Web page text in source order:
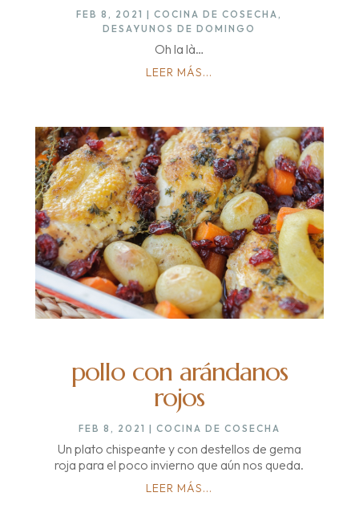
FEB 8, 2021 |COCINA DE COSECHA
DESAYUNOS DE DOMINGO
Oh la là…
LEER MÁS...
pollo con arándanos
rojos
FEB 8, 2021 | COCINA DE COSECHA
Un plato chispeante y con destellos de gema
roja para el poco invierno que aún nos queda.
LEER MÁS...